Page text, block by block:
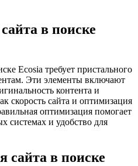
в поиске
Ecosia требует пристального
Эти элементы включают
контента и
скорость сайта и оптимизация
оптимизация помогает
системах и удобство для
сайта в поиске